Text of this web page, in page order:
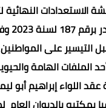
النهائية
التيسير على
الملفات الهامة
عقد اللواء إبراهيم أبو
بمكتبه بالديوان